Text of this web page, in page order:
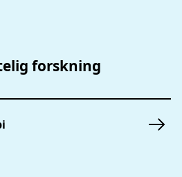
forskning